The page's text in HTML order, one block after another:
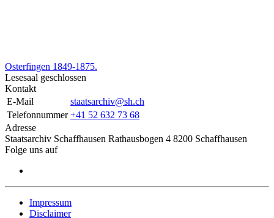
Osterfingen 1849-1875.
Lesesaal geschlossen
Kontakt
E-Mail
staatsarchiv@sh.ch
Telefonnummer +41 52 632 73 68
Adresse
Staatsarchiv Schaffhausen Rathausbogen 4 8200 Schaffhausen
Folge uns auf
Impressum
Disclaimer